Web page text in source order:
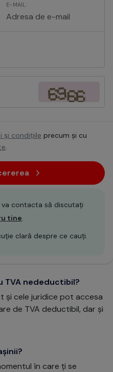
E-MAIL:
și condițiile precum și cu
.
contacta să discutați
tine.
clară despre ce cauți.
TVA nedeductibil?
și cele juridice pot accesa
de TVA deductibil, dar și
în care ți se